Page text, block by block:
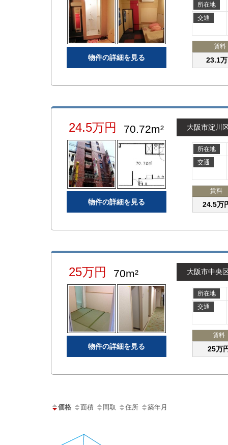
物件の詳細を見る
所在地
交通
賃料
23.1
24.5万円 70.72m²
物件の詳細を見る
大阪市淀川
所在地
交通
賃料
24.5万
25万円 70m²
物件の詳細を見る
大阪市中央
所在地
交通
賃料
25万
価格 面積 間取 住所 築年月